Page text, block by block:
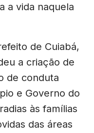
a vida naquela
de Cuiabá,
a criação de
de conduta
e Governo do
às famílias
das áreas